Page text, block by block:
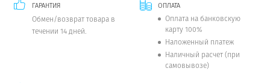
ГАРАНТИЯ
Обмен/возврат товара в
течении 14 дней.
ОПЛАТА
Оплата на банковскую
карту 100%
Наложенный платеж
Наличный расчет (при
самовывозе)